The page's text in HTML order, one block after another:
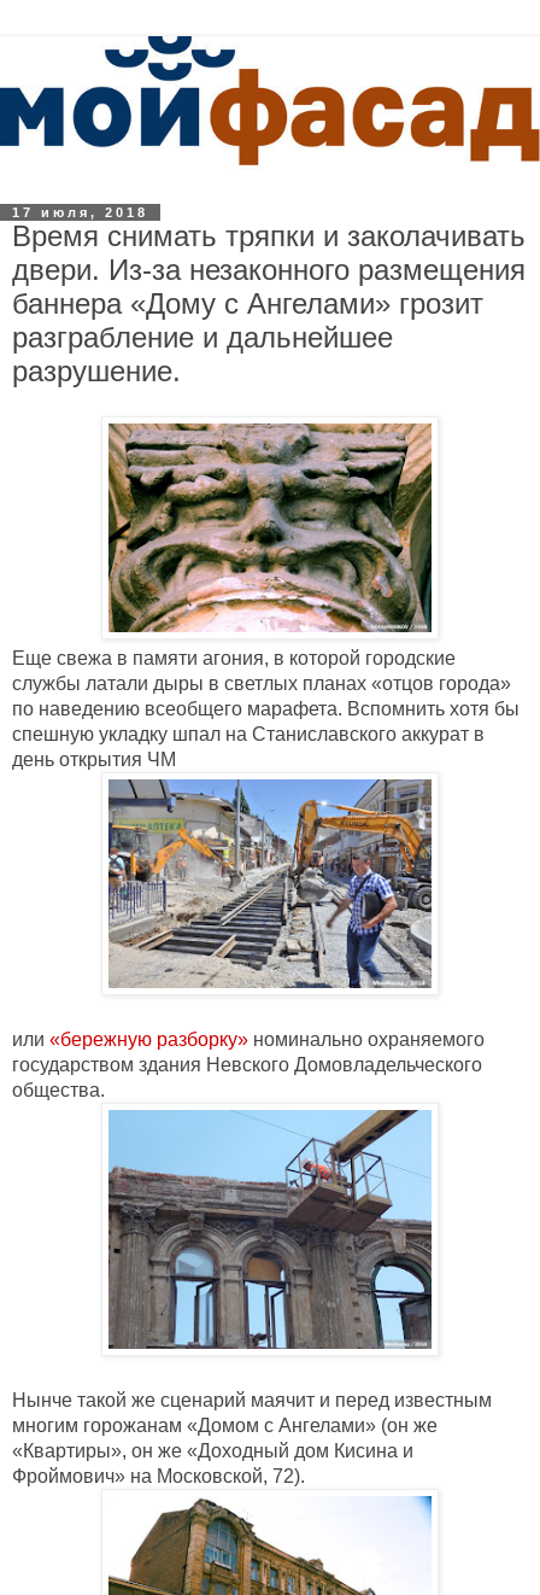
17 июля, 2018
Время снимать тряпки и заколачивать
двери. Из-за незаконного размещения
баннера «Дому с Ангелами» грозит
разграбление и дальнейшее
разрушение.
Еще свежа в памяти агония, в которой городские
службы латали дыры в светлых планах «отцов города»
по наведению всеобщего марафета. Вспомнить хотя бы
спешную укладку шпал на Станиславского аккурат в
день открытия ЧМ
или «бережную разборку» номинально охраняемого
государством здания Невского Домовладельческого
общества.
Нынче такой же сценарий маячит и перед известным
многим горожанам «Домом с Ангелами» (он же
«Квартиры», он же «Доходный дом Кисина и
Фроймович» на Московской, 72).